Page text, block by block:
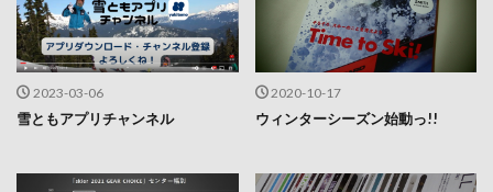
2023-03-06
雪ともアプリチャンネル
2020-10-17
ウィンターシーズン始動っ!!